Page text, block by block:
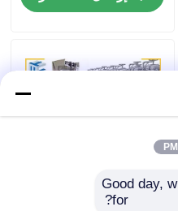
آلة طلاء سطح المصفاة
Good day,
for?